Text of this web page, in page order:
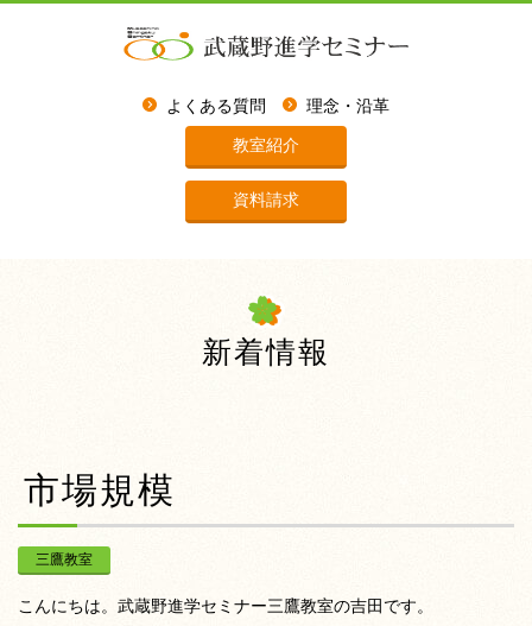
よくある質問 理念・沿革
教室紹介
資料請求
新着情報
市場規模
三鷹教室
こんにちは。武蔵野進学セミナー三鷹教室の吉田です。